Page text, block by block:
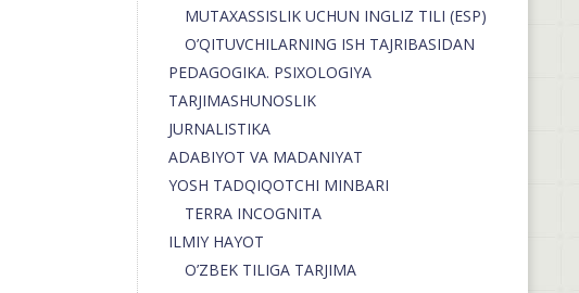
MUTAXASSISLIK UCHUN INGLIZ TILI (ESP)
O’QITUVCHILARNING ISH TAJRIBASIDAN
PEDAGOGIKA. PSIXOLOGIYA
TARJIMASHUNOSLIK
JURNALISTIKA
ADABIYOT VA MADANIYAT
YOSH TADQIQOTCHI MINBARI
TERRA INCOGNITA
ILMIY HAYOT
O’ZBEK TILIGA TARJIMA